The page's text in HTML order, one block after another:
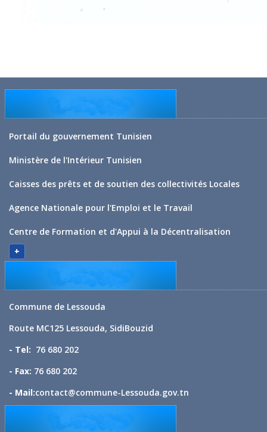
Portail du gouvernement Tunisien
Ministère de l'Intérieur Tunisien
Caisses des prêts et de soutien des collectivités Locales
Agence Nationale pour l'Emploi et le Travail
Centre de Formation et d'Appui à la Décentralisation
+
Commune de Lessouda
Route MC125 Lessouda, SidiBouzid
- Tel: 76 680 202
- Fax: 76 680 202
- Mail:contact@commune-Lessouda.gov.tn